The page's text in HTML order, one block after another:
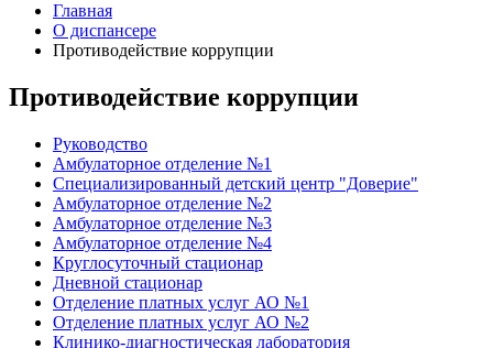
Главная
О диспансере
Противодействие коррупции
Противодействие коррупции
Руководство
Амбулаторное отделение №1
Специализированный детский центр "Доверие"
Амбулаторное отделение №2
Амбулаторное отделение №3
Амбулаторное отделение №4
Круглосуточный стационар
Дневной стационар
Отделение платных услуг АО №1
Отделение платных услуг АО №2
Клинико-диагностическая лаборатория